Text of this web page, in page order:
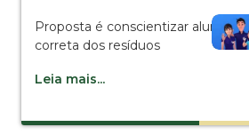
Proposta é conscientizar alunos
correta dos resíduos
Leia mais...